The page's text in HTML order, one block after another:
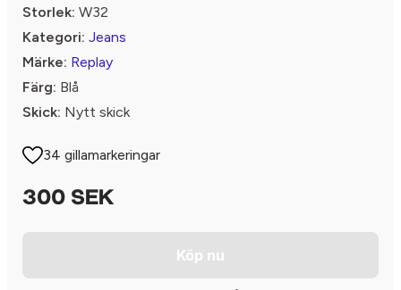
Storlek: W32
Kategori: Jeans
Märke: Replay
Färg: Blå
Skick: Nytt skick
34 gillamarkeringar
300 SEK
Köp nu